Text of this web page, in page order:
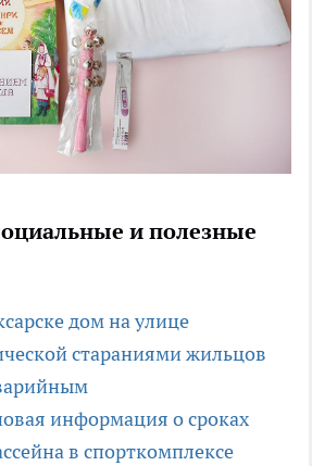
и полезные
дом на улице
стараниями жильцов
информация о сроках
в спорткомплексе